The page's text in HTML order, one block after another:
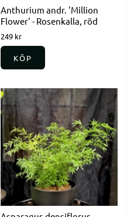
Anthurium andr. 'Million
Flower' - Rosenkalla, röd
249 kr
KÖP